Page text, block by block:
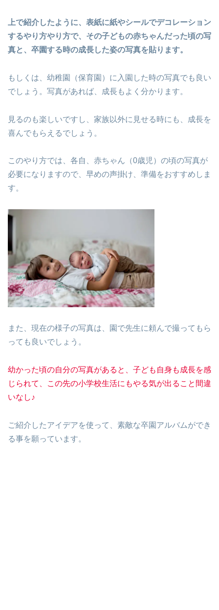
上で紹介したように、表紙に紙やシールでデコレーション
するやり方やり方で、その子どもの赤ちゃんだった頃の写
真と、卒園する時の成長した姿の写真を貼ります。
もしくは、幼稚園（保育園）に入園した時の写真でも良い
でしょう。写真があれば、成長もよく分かります。
見るのも楽しいですし、家族以外に見せる時にも、成長を
喜んでもらえるでしょう。
このやり方では、各自、赤ちゃん（0歳児）の頃の写真が
必要になりますので、早めの声掛け、準備をおすすめしま
す。
また、現在の様子の写真は、園で先生に頼んで撮ってもら
っても良いでしょう。
幼かった頃の自分の写真があると、子ども自身も成長を感
じられて、この先の小学校生活にもやる気が出ること間違
いなし♪
ご紹介したアイデアを使って、素敵な卒園アルバムができ
る事を願っています。